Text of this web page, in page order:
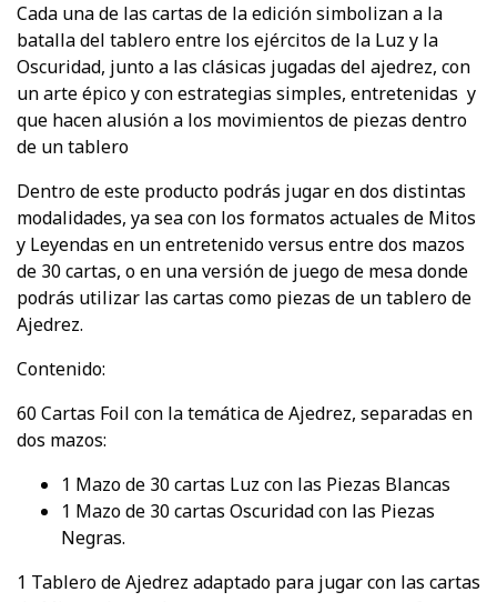
Cada una de las cartas de la edición simbolizan a la
batalla del tablero entre los ejércitos de la Luz y la
Oscuridad, junto a las clásicas jugadas del ajedrez, con
un arte épico y con estrategias simples, entretenidas y
que hacen alusión a los movimientos de piezas dentro
de un tablero
Dentro de este producto podrás jugar en dos distintas
modalidades, ya sea con los formatos actuales de Mitos
y Leyendas en un entretenido versus entre dos mazos
de 30 cartas, o en una versión de juego de mesa donde
podrás utilizar las cartas como piezas de un tablero de
Ajedrez.
Contenido:
60 Cartas Foil con la temática de Ajedrez, separadas en
dos mazos:
1 Mazo de 30 cartas Luz con las Piezas Blancas
1 Mazo de 30 cartas Oscuridad con las Piezas
Negras.
1 Tablero de Ajedrez adaptado para jugar con las cartas